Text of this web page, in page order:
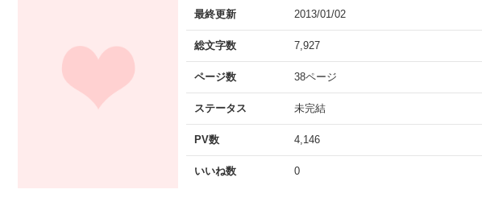
最終更新 2013/01/02
総文字数 7,927
ページ数 38ページ
ステータス 未完結
PV数 4,146
いいね数 0